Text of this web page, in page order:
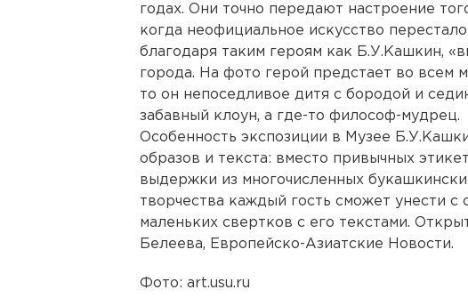
годах. Они точно передают настроение
когда неофициальное искусство
благодаря таким героям как Б.У.Кашкин,
города. На фото герой предстает во всем
то он непоседливое дитя с бородой и
забавный клоун, а где-то философ-мудрец.
Особенность экспозиции в Музее
образов и текста: вместо привычных
выдержки из многочисленных
творчества каждый гость сможет унести с
маленьких свертков с его текстами.
Белеева, Европейско-Азиатские Новости.
Фото: art.usu.ru